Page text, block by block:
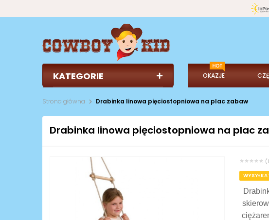
KATEGORIE OKAZJE
Strona główna Drabinka linowa pięciostopniowa na plac zabaw
Drabinka linowa pięciostopniowa na plac